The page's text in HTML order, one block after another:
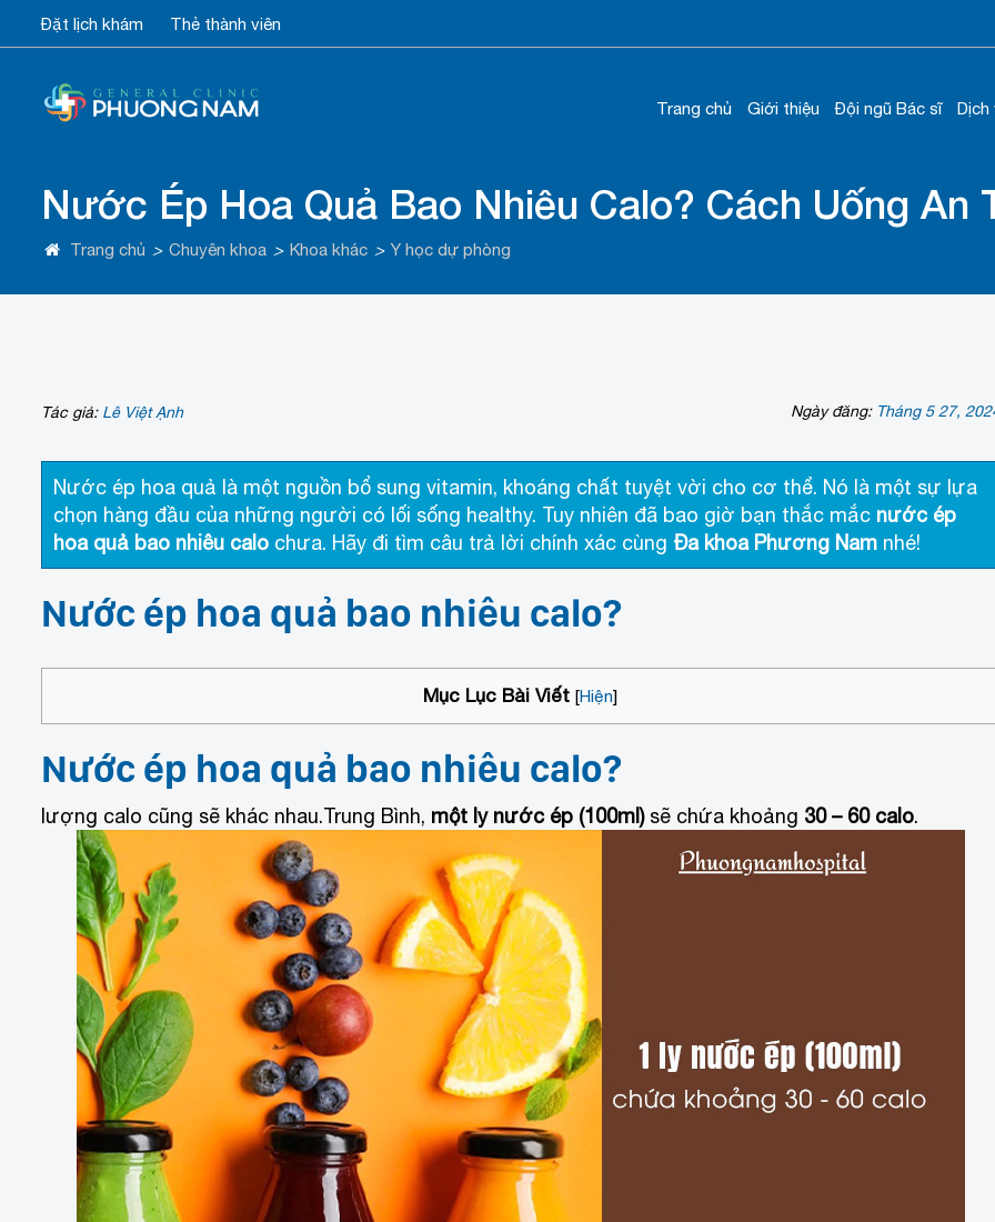
Đặt lịch khám Thẻ thành viên
Trang chủ Giới thiệu Đội ngũ Bác sĩ Dịch
Nước Ép Hoa Quả Bao Nhiêu Calo? Cách Uống An
Trang chủ > Chuyên khoa > Khoa khác > Y học dự phòng
Tác giả: Lê Việt Ạnh Ngày đăng: Tháng 5 27,
Nước ép hoa quả là một nguồn bổ sung vitamin, khoáng chất tuyệt vời cho cơ thể. Nó là một sự lựa
chọn hàng đầu của những người có lối sống healthy. Tuy nhiên đã bao giờ bạn thắc mắc nước ép
hoa quả bao nhiêu calo chưa. Hãy đi tìm câu trả lời chính xác cùng Đa khoa Phương Nam nhé!
Nước ép hoa quả bao nhiêu calo?
Mục Lục Bài Viết [Hiện]
Nước ép hoa quả bao nhiêu calo?
lượng calo cũng sẽ khác nhau.Trung Bình, một ly nước ép (100ml)sẽ chứa khoảng 30 – 60 calo.